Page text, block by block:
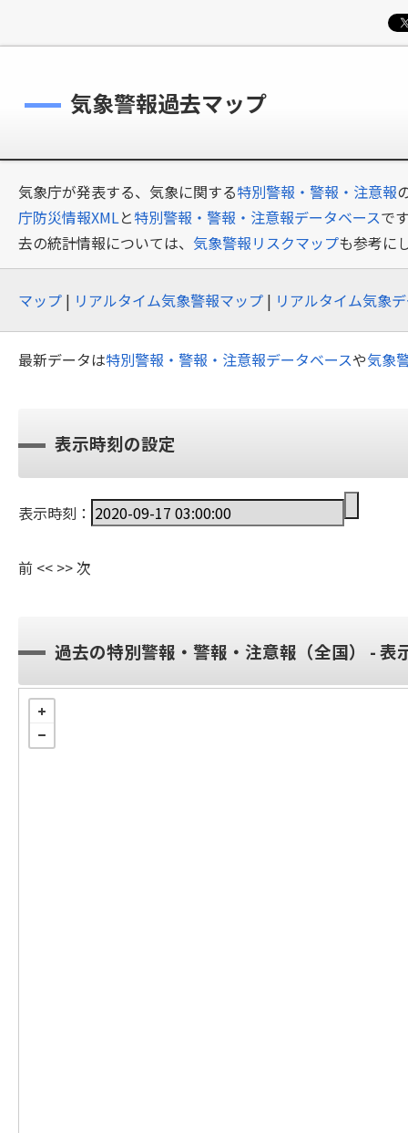
気象警報過去マップ
気象庁が発表する、気象に関する特別警報・警報・注意報
庁防災情報XMLと特別警報・警報・注意報データベースで
去の統計情報については、 気象警報リスクマップも参考に
マップ | リアルタイム気象警報マップ | リアルタイム気象
最新データは特別警報・警報・注意報データベースや気象
表示時刻の設定
表示時刻：
前 << >>次
過去の特別警報・警報・注意報（全国） - 表